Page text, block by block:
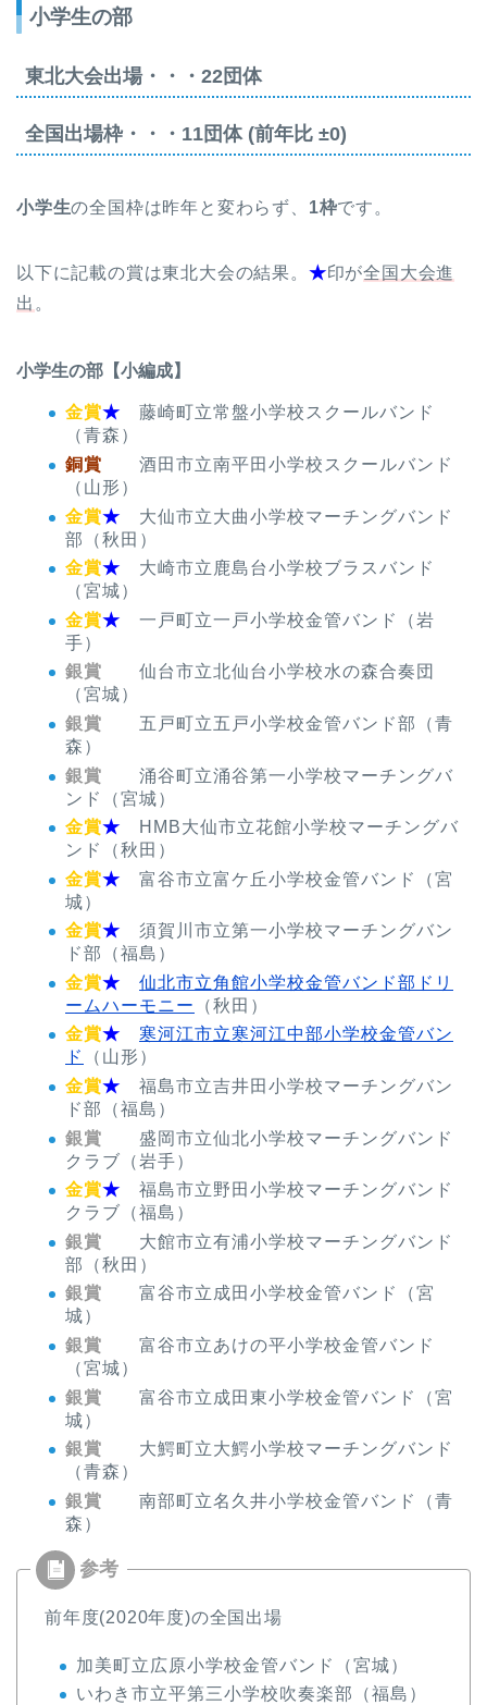
小学生の部
東北大会出場・・・22団体
全国出場枠・・・11団体 (前年比 ±0)
小学生の全国枠は昨年と変わらず、 1枠です。
以下に記載の賞は東北大会の結果。 ★印が全国大会進
出 。
小学生の部【小編成】
金賞★ 藤崎町立常盤小学校スクールバンド
（青森）
銅賞 酒田市立南平田小学校スクールバンド
（山形）
金賞★ 大仙市立大曲小学校マーチングバンド
部（秋田）
金賞★ 大崎市立鹿島台小学校ブラスバンド
（宮城）
金賞★ 一戸町立一戸小学校金管バンド（岩
手）
銀賞 仙台市立北仙台小学校水の森合奏団
（宮城）
銀賞 五戸町立五戸小学校金管バンド部（青
森）
銀賞 涌谷町立涌谷第一小学校マーチングバ
ンド（宮城）
金賞★
HMB大仙市立花館小学校マーチングバ
ンド（秋田）
金賞★ 富谷市立富ケ丘小学校金管バンド（宮
城）
金賞★ 須賀川市立第一小学校マーチングバン
ド部（福島）
金賞★ 仙北市立角館小学校金管バンド部ドリ
ームハーモニー
（秋田）
金賞★ 寒河江市立寒河江中部小学校金管バン
ド
（山形）
金賞★ 福島市立吉井田小学校マーチングバン
ド部（福島）
銀賞 盛岡市立仙北小学校マーチングバンド
クラブ（岩手）
金賞★ 福島市立野田小学校マーチングバンド
クラブ（福島）
銀賞 大館市立有浦小学校マーチングバンド
部（秋田）
銀賞 富谷市立成田小学校金管バンド（宮
城）
銀賞 富谷市立あけの平小学校金管バンド
（宮城）
銀賞 富谷市立成田東小学校金管バンド（宮
城）
銀賞 大鰐町立大鰐小学校マーチングバンド
（青森）
銀賞 南部町立名久井小学校金管バンド（青
森）
前年度(2020年度)の全国出場
加美町立広原小学校金管バンド（宮城）
いわき市立平第三小学校吹奏楽部（福島）